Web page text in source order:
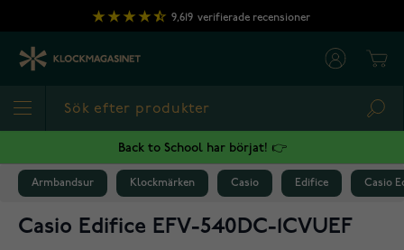
Hoppa till innehållet
9,619 verifierade recensioner
Back to School har börjat! 👉
Armbandsur Klockmärken Casio Edifice Casio
Casio Edifice EFV-540DC-1CVUEF